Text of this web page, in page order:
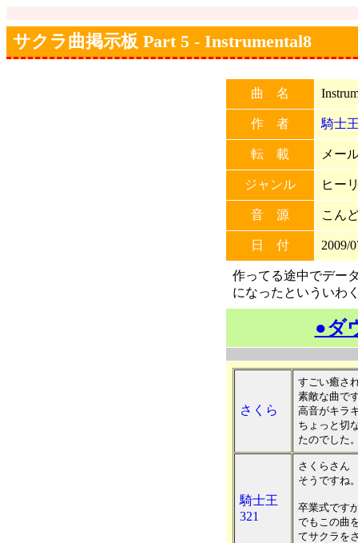
サクラ曲掲示板 Part 5 - Instrumental8
曲 名
作 者 騎士
転 載 メー
ジャンル ヒー
音 源 こん
日 付 2009/
作ってる途中でデー
になったといういわ
●ダ
さくら
すごい癒さ
素敵な曲で
高音がキラ
ちょっと切
たのでした
騎士王
321
さくらさん
そうですね
卒業式です
でもこの曲
てサクラを